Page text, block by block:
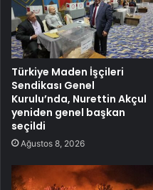
Türkiye Maden İşçileri
Sendikası Genel
Kurulu’nda, Nurettin Akçul
yeniden genel başkan
seçildi
Ağustos 8, 2026